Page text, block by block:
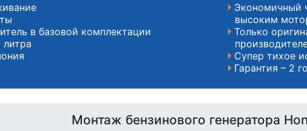
в базовой комплектации
литра
Экономичный
высоким
Только
Супер тихое
Гарантия – 2
Монтаж бензинового генератора